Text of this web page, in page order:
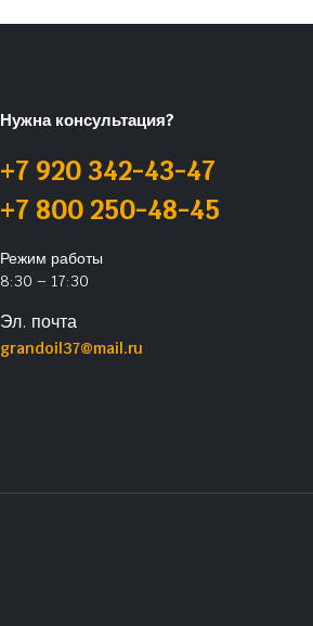
Нужна консультация?
+7 920 342-43-47
+7 800 250-48-45
Режим работы
8:30 – 17:30
Эл. почта
grandoil37@mail.ru